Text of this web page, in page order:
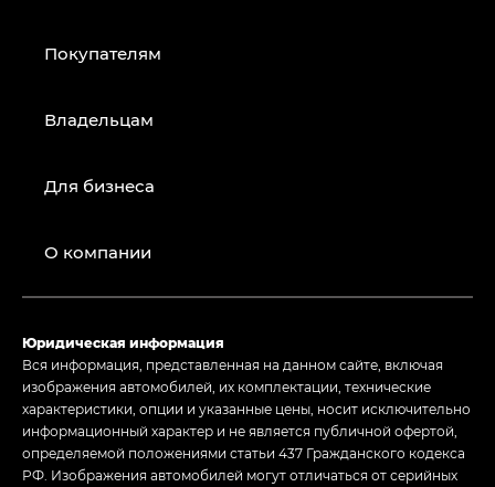
Покупателям
Владельцам
Для бизнеса
О компании
Юридическая информация
Вся информация, представленная на данном сайте, включая
изображения автомобилей, их комплектации, технические
характеристики, опции и указанные цены, носит исключительно
информационный характер и не является публичной офертой,
определяемой положениями статьи 437 Гражданского кодекса
РФ. Изображения автомобилей могут отличаться от серийных